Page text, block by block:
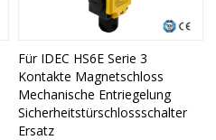
Für IDEC HS6E Serie 3
Kontakte Magnetschloss
Mechanische Entriegelung
Sicherheitstürschlossschalter
Ersatz